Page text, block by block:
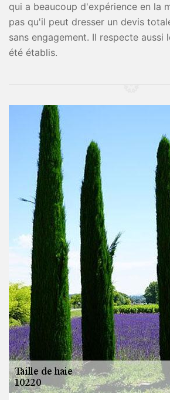
qui a beaucoup d'expérience en la
pas qu'il peut dresser un devis
sans engagement. Il respecte aussi
été établis.